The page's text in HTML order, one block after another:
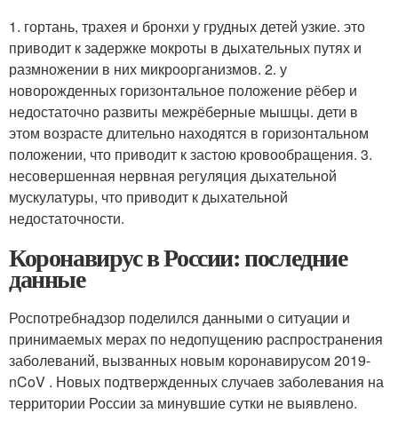
1. гортань, трахея и бронхи у грудных детей узкие. это
приводит к задержке мокроты в дыхательных путях и
размножении в них микроорганизмов. 2. у
новорожденных горизонтальное положение рёбер и
недостаточно развиты межрёберные мышцы. дети в
этом возрасте длительно находятся в горизонтальном
положении, что приводит к застою кровообращения. 3.
несовершенная нервная регуляция дыхательной
мускулатуры, что приводит к дыхательной
недостаточности.
Коронавирус в России: последние
данные
Роспотребнадзор поделился данными о ситуации и
принимаемых мерах по недопущению распространения
заболеваний, вызванных новым коронавирусом 2019-
nCoV . Новых подтвержденных случаев заболевания на
территории России за минувшие сутки не выявлено.